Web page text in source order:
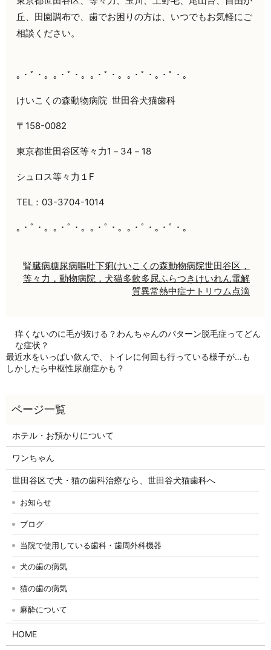
丘、田園調布で、歯でお困りの方は、いつでもお気軽にご
相談ください。
｡・ﾟ・。｡・ﾟ・。｡・ﾟ・。｡・ﾟ・｡・ﾟ・。
けいこくの森動物病院 世田谷犬猫歯科
〒158-0082
東京都世田谷区等々力1－34－18
シュロス等々力１F
TEL：03-3704-1014
｡・ﾟ・。｡・ﾟ・。｡・ﾟ・。｡・ﾟ・｡・ﾟ・。
腎臓病糖尿病嘔吐下痢けいこくの森動物病院世田谷区，
等々力，動物病院，犬猫多飲多尿ふらつき けいれん電解
質異常熱中症ナトリウム点滴
痒くないのに毛が抜ける？わんちゃんのパターン脱毛症ってどん
な症状？
最近水をいっぱい飲んで、トイレに何回も行っている様子が…も
しかしたら中枢性尿崩症かも？
ホテル・お預かりについて
ワンちゃん
世田谷区で犬・猫の歯科治療なら、世田谷犬猫歯科へ
お知らせ
ブログ
当院で使用している歯科・歯周外科機器
犬の歯の病気
猫の歯の病気
麻酔について
HOME